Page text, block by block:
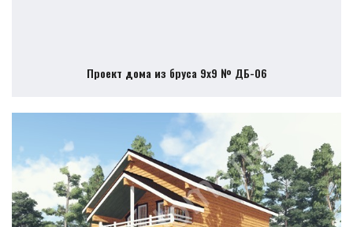
Проект дома из бруса 9х9 № ДБ-06